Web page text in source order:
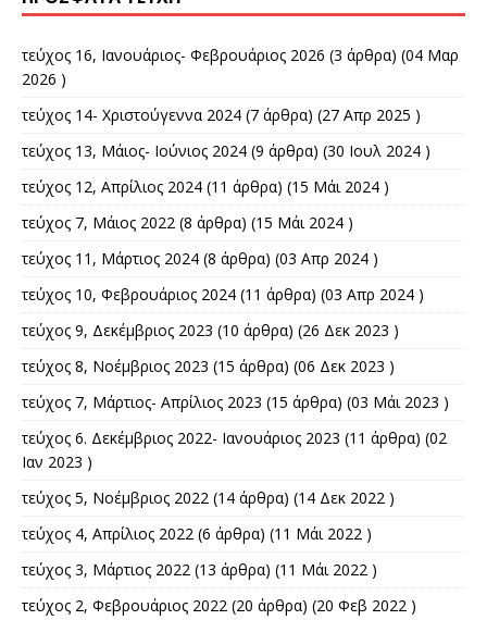
τεύχος 16, Ιανουάριος- Φεβρουάριος 2026 (3 άρθρα) (04 Μαρ
2026 )
τεύχος 14- Χριστούγεννα 2024 (7 άρθρα) (27 Απρ 2025 )
τεύχος 13, Μάιος- Ιούνιος 2024 (9 άρθρα) (30 Ιουλ 2024 )
τεύχος 12, Απρίλιος 2024 (11 άρθρα) (15 Μάι 2024 )
τεύχος 7, Μάιος 2022 (8 άρθρα) (15 Μάι 2024 )
τεύχος 11, Μάρτιος 2024 (8 άρθρα) (03 Απρ 2024 )
τεύχος 10, Φεβρουάριος 2024 (11 άρθρα) (03 Απρ 2024 )
τεύχος 9, Δεκέμβριος 2023 (10 άρθρα) (26 Δεκ 2023 )
τεύχος 8, Νοέμβριος 2023 (15 άρθρα) (06 Δεκ 2023 )
τεύχος 7, Μάρτιος- Απρίλιος 2023 (15 άρθρα) (03 Μάι 2023 )
τεύχος 6. Δεκέμβριος 2022- Ιανουάριος 2023 (11 άρθρα) (02
Ιαν 2023 )
τεύχος 5, Νοέμβριος 2022 (14 άρθρα) (14 Δεκ 2022 )
τεύχος 4, Απρίλιος 2022 (6 άρθρα) (11 Μάι 2022 )
τεύχος 3, Μάρτιος 2022 (13 άρθρα) (11 Μάι 2022 )
τεύχος 2, Φεβρουάριος 2022 (20 άρθρα) (20 Φεβ 2022 )